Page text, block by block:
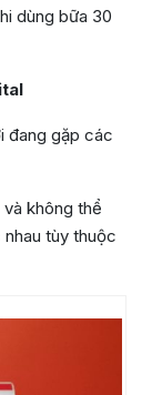
dùng bữa 30
đang gặp các
không thể
tùy thuộc